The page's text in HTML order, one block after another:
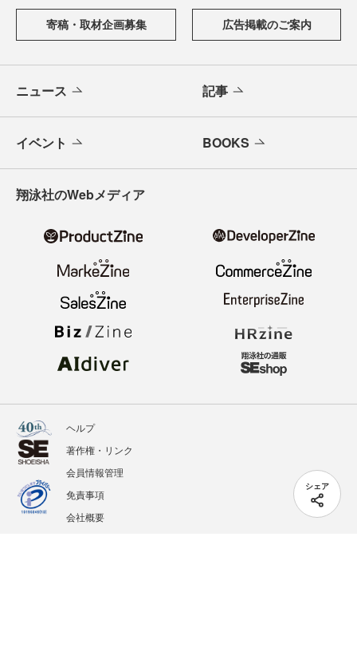
シェア
寄稿・取材企画募集 広告掲載のご案内
ニュース 記事
イベント BOOKS
翔泳社のWebメディア
ヘルプ
著作権・リンク
会員情報管理
免責事項
会社概要